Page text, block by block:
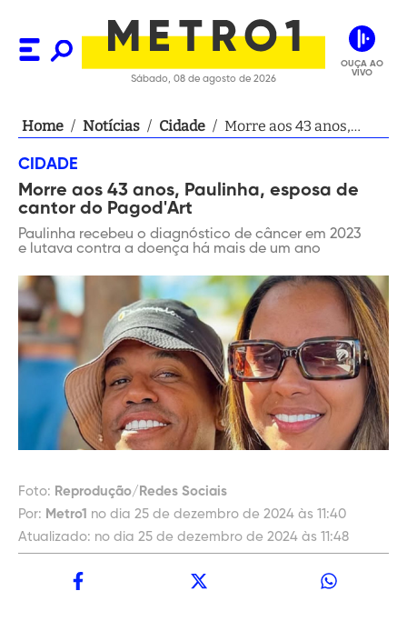
Sábado, 08 de agosto de 2026
OUÇA AO
VIVO
Home / Notícias / Cidade / Morre aos 43 anos,
CIDADE
Morre aos 43 anos, Paulinha, esposa de
cantor do Pagod'Art
Paulinha recebeu o diagnóstico de câncer em 2023
e lutava contra a doença há mais de um ano
Foto: Reprodução/Redes Sociais
Por: Metro1 no dia 25 de dezembro de 2024 às 11:40
Atualizado: no dia 25 de dezembro de 2024 às 11:48